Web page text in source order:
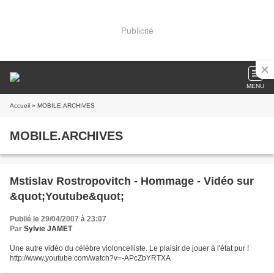
Publicité
MENU
Accueil » MOBILE.ARCHIVES
MOBILE.ARCHIVES
Mstislav Rostropovitch - Hommage - Vidéo sur
&quot;Youtube&quot;
Publié le 29/04/2007 à 23:07
Par Sylvie JAMET
Une autre vidéo du célèbre violoncelliste. Le plaisir de jouer à l'état pur !
http://www.youtube.com/watch?v=-APcZbYRTXA